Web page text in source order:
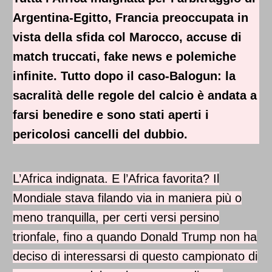
Nell' intervallo tra primo e secondo tempo la gente s
affaccia ai balconi e canta i cori, manco ce stesse la
squadra lì sotto a sentilli. Durante la partita dai
palazzi senti il rumore dei tamburi e l area se permea
del profumo della carbonella (il che qui è
Dopo ogni vittoria, comprese quelle ininfluenti tipo
nei gironi con la Giordania da già qualificati
festeggiamenti smodati come se avessero vinto il
mondiale, caroselli, gente senza voce.
Io da un lato non vorrei vincessero perché già ci
sfottono abbastanza così, se me tolgono anche l
unica freccia al mio arco che è quella de aver vinto
un mondiale in più de loro non so cosa possono
diventare, anche perché se la credono già tantissimo
così, sembra che a calcio al mondo sappiano
giocare solo loro.
Argentina-Egitto, Francia preoccupata in
vista della sfida col Marocco, accuse di
match truccati, fake news e polemiche
infinite. Tutto dopo il caso-Balogun: la
sacralità delle regole del calcio è andata a
farsi benedire e sono stati aperti i
pericolosi cancelli del dubbio.
L’Africa indignata. E l’Africa favorita? Il
Mondiale stava filando via in maniera più o
meno tranquilla, per certi versi persino
trionfale, fino a quando Donald Trump non ha
deciso di interessarsi di questo campionato di